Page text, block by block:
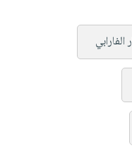
الفارابي